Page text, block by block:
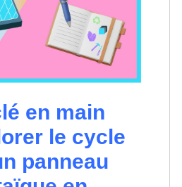
en main
le cycle
panneau